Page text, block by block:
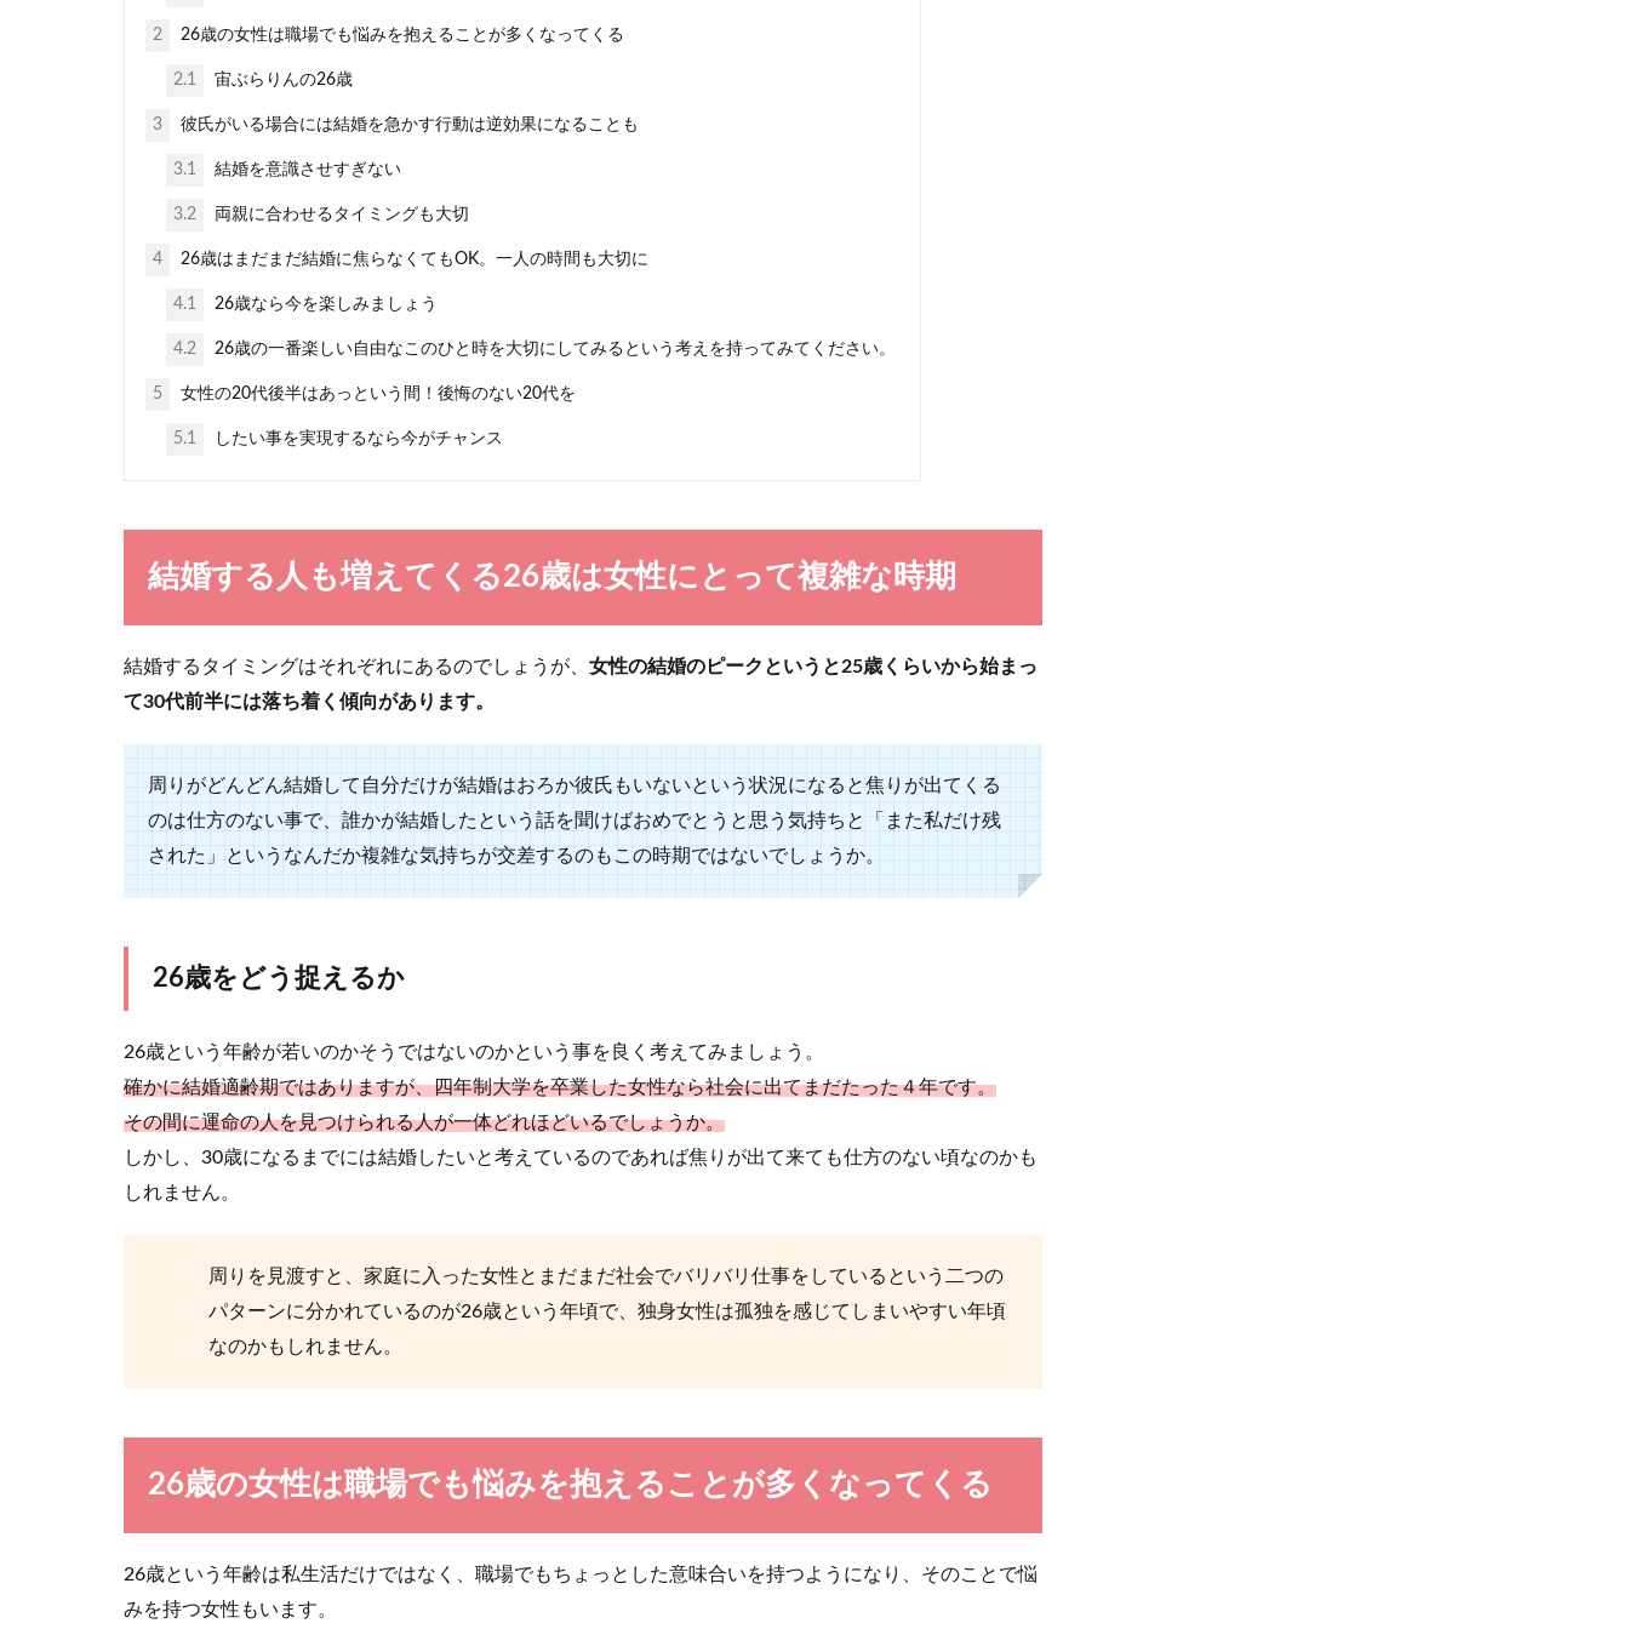
友達の元彼と付き合う事になったときには、友達に報告するべきなのでしょうか。 友達も恋人
告白するベストタイミングとは？女性から男性に伝えるコツ
好きな人に想いを伝える告白は、とても勇気のいる行動です。 「断られたら…。」と思うとどう
気がつけば独身アラフォーになってしまった…と不安を抱いている女性も多いのではないでしょ
うか。 親か...
結婚式に贈るお祝いの言葉のマナーや書き方のコツについて
結婚式の知らせを受け取ったらお返事と一緒にお祝いの言葉も贈るのがおすすめです。 しか
妊娠を打ち明けた時の男性の反応と心理について
新しい生命の誕生である妊娠は本来はとても喜ばしい事です。 しかし、まだ結婚の話もしてい
恋愛しない男性に多い特徴と彼を振り向かせるための秘訣
好きには色々な意味がある。恋愛における好きの定義について
2 26歳の女性は職場でも悩みを抱えることが多くなってくる
2.1 宙ぶらりんの26歳
3 彼氏がいる場合には結婚を急かす行動は逆効果になることも
3.1 結婚を意識させすぎない
3.2 両親に合わせるタイミングも大切
4 26歳はまだまだ結婚に焦らなくてもOK。一人の時間も大切に
4.1 26歳なら今を楽しみましょう
4.2 26歳の一番楽しい自由なこのひと時を大切にしてみるという考えを持ってみてください。
5 女性の20代後半はあっという間！後悔のない20代を
5.1 したい事を実現するなら今がチャンス
結婚する人も増えてくる26歳は女性にとって複雑な時期
結婚するタイミングはそれぞれにあるのでしょうが、 女性の結婚のピークというと25歳くらいから始まっ
て30代前半には落ち着く傾向があります。
周りがどんどん結婚して自分だけが結婚はおろか彼氏もいないという状況になると焦りが出てくる
のは仕方のない事で、誰かが結婚したという話を聞けばおめでとうと思う気持ちと「また私だけ残
された」というなんだか複雑な気持ちが交差するのもこの時期ではないでしょうか。
26歳をどう捉えるか
26歳という年齢が若いのかそうではないのかという事を良く考えてみましょう。
確かに結婚適齢期ではありますが、四年制大学を卒業した女性なら社会に出てまだたった４年です。
その間に運命の人を見つけられる人が一体どれほどいるでしょうか。
しかし、30歳になるまでには結婚したいと考えているのであれば焦りが出て来ても仕方のない頃なのかも
しれません。
周りを見渡すと、家庭に入った女性とまだまだ社会でバリバリ仕事をしているという二つの
パターンに分かれているのが26歳という年頃で、独身女性は孤独を感じてしまいやすい年頃
なのかもしれません。
26歳の女性は職場でも悩みを抱えることが多くなってくる
26歳という年齢は私生活だけではなく、職場でもちょっとした意味合いを持つようになり、そのことで悩
みを持つ女性もいます。